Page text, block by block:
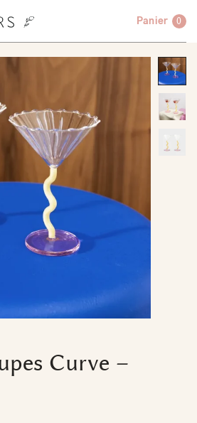
Panier 0
Curve –